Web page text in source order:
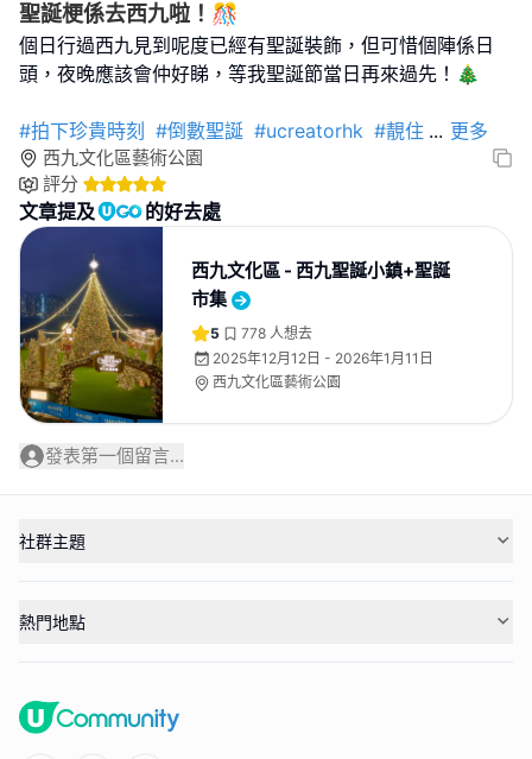
聖誕梗係去西九啦！🎊
個日行過西九見到呢度已經有聖誕裝飾，但可惜個陣係日
頭，夜晚應該會仲好睇，等我聖誕節當日再來過先！🎄
#拍下珍貴時刻 #倒數聖誕 #ucreatorhk #靚住 ... 更多
西九文化區藝術公園
評分
文章提及 的好去處
西九文化區 - 西九聖誕小鎮+聖誕
市集
5 778 人想去
2025年12月12日 - 2026年1月11日
西九文化區藝術公園
發表第一個留言...
社群主題
熱門地點